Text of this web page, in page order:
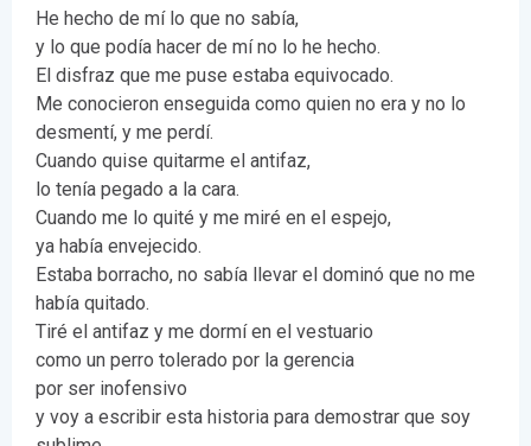
He hecho de mí lo que no sabía,
y lo que podía hacer de mí no lo he hecho.
El disfraz que me puse estaba equivocado.
Me conocieron enseguida como quien no era y no lo
desmentí, y me perdí.
Cuando quise quitarme el antifaz,
lo tenía pegado a la cara.
Cuando me lo quité y me miré en el espejo,
ya había envejecido.
Estaba borracho, no sabía llevar el dominó que no me
había quitado.
Tiré el antifaz y me dormí en el vestuario
como un perro tolerado por la gerencia
por ser inofensivo
y voy a escribir esta historia para demostrar que soy